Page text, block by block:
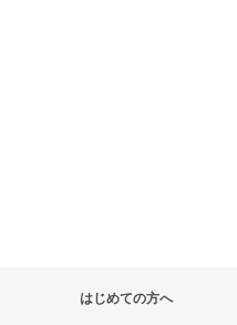
はじめての方へ